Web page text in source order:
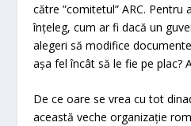
către ”comitetul” ARC. Pentru
înțeleg, cum ar fi dacă un
alegeri să modifice
așa fel încât să le fie pe plac?
De ce oare se vrea cu tot
această veche organizație